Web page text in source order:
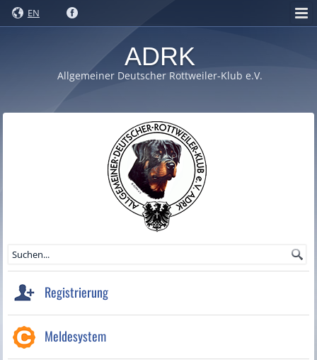
EN
ADRK
Allgemeiner Deutscher Rottweiler-Klub e.V.
Registrierung
Meldesystem